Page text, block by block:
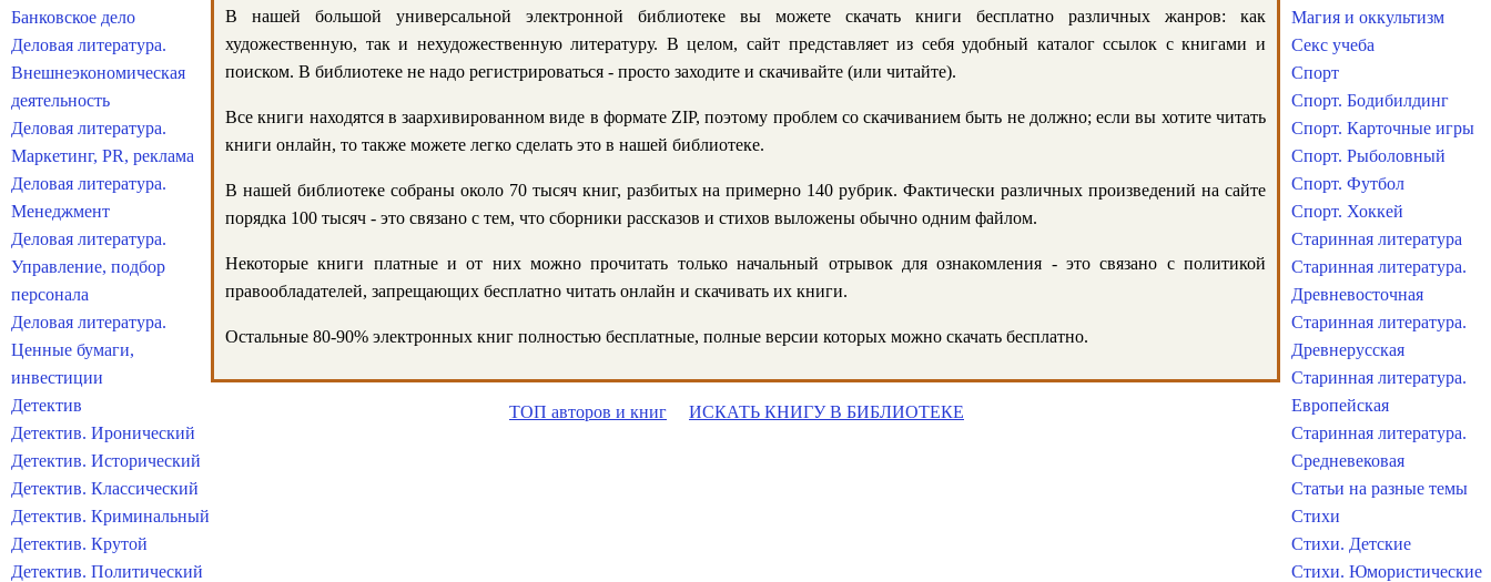
В нашей большой универсальной электронной библиотеке вы можете скачать книги бесплатно различных жанров: как
художественную, так и нехудожественную литературу. В целом, сайт представляет из себя удобный каталог ссылок с книгами и
поиском. В библиотеке не надо регистрироваться - просто заходите и скачивайте (или читайте).
Все книги находятся в заархивированном виде в формате ZIP, поэтому проблем со скачиванием быть не должно; если вы хотите читать
книги онлайн, то также можете легко сделать это в нашей библиотеке.
В нашей библиотеке собраны около 70 тысяч книг, разбитых на примерно 140 рубрик. Фактически различных произведений на сайте
порядка 100 тысяч - это связано с тем, что сборники рассказов и стихов выложены обычно одним файлом.
Некоторые книги платные и от них можно прочитать только начальный отрывок для ознакомления - это связано с политикой
правообладателей, запрещающих бесплатно читать онлайн и скачивать их книги.
Остальные 80-90% электронных книг полностью бесплатные, полные версии которых можно скачать бесплатно.
ТОП авторов и книг ИСКАТЬ КНИГУ В БИБЛИОТЕКЕ
Банковское дело
Деловая литература.
Внешнеэкономическая
деятельность
Деловая литература.
Маркетинг, PR, реклама
Деловая литература.
Менеджмент
Деловая литература.
Управление, подбор
персонала
Деловая литература.
Ценные бумаги,
инвестиции
Детектив
Детектив. Иронический
Детектив. Исторический
Детектив. Классический
Детектив. Криминальный
Детектив. Крутой
Детектив. Политический
Магия и оккультизм
Секс учеба
Спорт
Спорт. Бодибилдинг
Спорт. Карточные игры
Спорт. Рыболовный
Спорт. Футбол
Спорт. Хоккей
Старинная литература
Старинная литература.
Древневосточная
Старинная литература.
Древнерусская
Старинная литература.
Европейская
Старинная литература.
Средневековая
Статьи на разные темы
Стихи
Стихи. Детские
Стихи. Юмористические